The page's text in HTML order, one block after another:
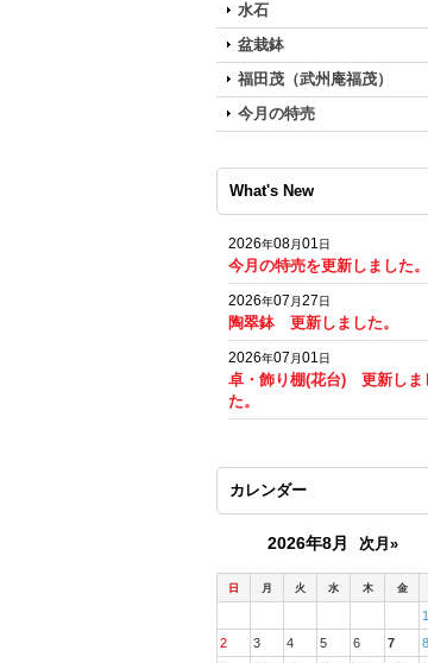
水石
盆栽鉢
福田茂（武州庵福茂）
今月の特売
What's New
2026年08月01日
今月の特売を更新しました。
2026年07 月27日
陶翠鉢 更新しました。
2026年07 月01日
卓・飾り棚(花台) 更新しま
た。
カレンダー
2026年8月 次月»
日 月 火 水 木 金
1
2
3 4 5 6 7
8